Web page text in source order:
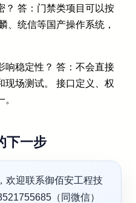
？ 答：门禁类项目可以按
、统信等国产操作系统，
响稳定性？ 答：不会直接
现场测试。 接口定义、权
下一步
欢迎联系御佰安工程技
（同微信）